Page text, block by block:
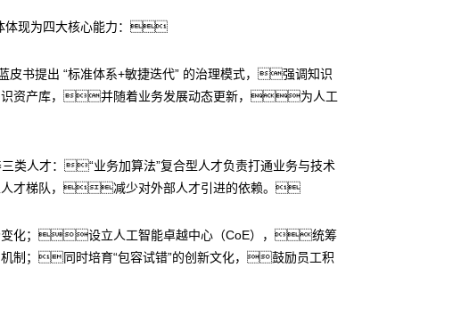
体现为四大核心能力：
书提出 “标准体系+敏捷迭代” 的治理模式，强调知识
识资产库，并随着业务发展动态更新，为人工
人才：“业务加算法”复合型人才负责打通业务与技术
人才梯队，减少对外部人才引进的依赖。
化；设立人工智能卓越中心（CoE），统筹
制；同时培育“包容试错”的创新文化，鼓励员工积